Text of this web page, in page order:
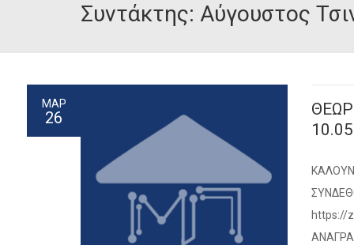
Συντάκτης: Αύγουστος
ΜΑΡ
26
10.05
https://